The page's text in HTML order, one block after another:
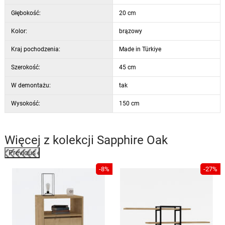
Głębokość: 20 cm
Kolor: brązowy
Kraj pochodzenia: Made in Türkiye
Szerokość: 45 cm
W demontażu: tak
Wysokość: 150 cm
Więcej z kolekcji Sapphire Oak
Previous
-8% -27%